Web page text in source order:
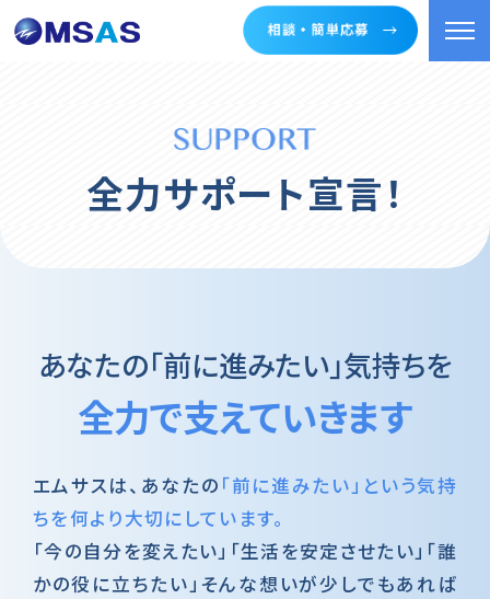
全力サポート宣言！
あなたの「前に進みたい」気持ちを
全力で支えていきます
エムサスは、あなたの 「前に進みたい」という気持
ちを何より大切にしています。
「今の自分を変えたい」「生活を安定させたい」「誰
かの役に立ちたい」そんな想いが少しでもあれば